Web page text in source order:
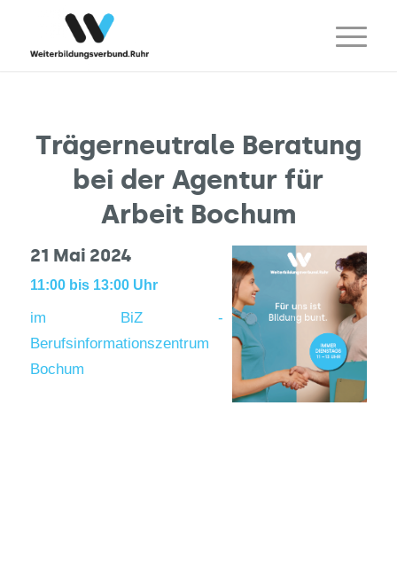
Trägerneutrale Beratung
bei der Agentur für
Arbeit Bochum
21 Mai 2024
11:00 bis 13:00 Uhr
im BiZ -
Berufsinformationszentrum
Bochum